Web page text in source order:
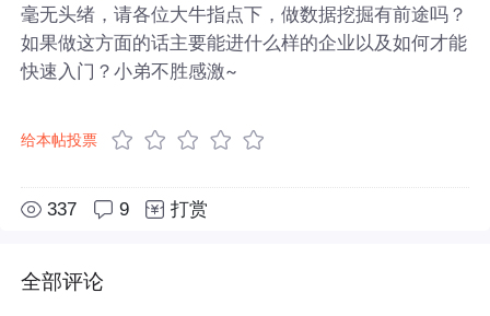
毫无头绪，请各位大牛指点下，做数据挖掘有前途吗？
如果做这方面的话主要能进什么样的企业以及如何才能
快速入门？小弟不胜感激~
给本帖投票
337 9 打赏
全部评论